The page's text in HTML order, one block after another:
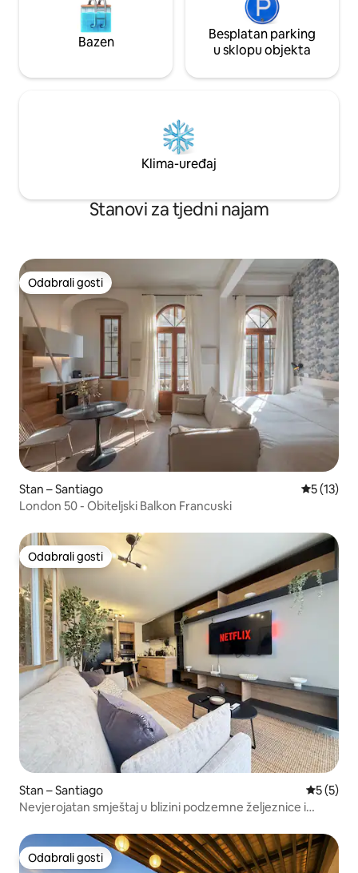
Bazen
Besplatan parking
u sklopu objekta
Klima-uređaj
Stanovi za tjedni najam
Odabrali gosti
Odabrali gosti
Stan – Santiago Prosječna
5 (13)
London 50 - Obiteljski Balkon Francuski
Odabrali gosti
Odabrali gosti
Stan – Santiago
5 (5)
Nevjerojatan smještaj u blizini podzemne željeznice i
Odabrali gosti
Odabrali gosti